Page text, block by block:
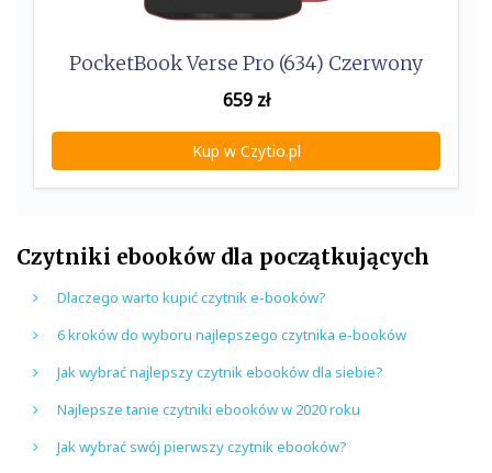
PocketBook Verse Pro (634) Czerwony
659zł
Kup w Czytio.pl
Czytniki ebooków dla początkujących
Dlaczego warto kupić czytnik e-booków?
6 kroków do wyboru najlepszego czytnika e-booków
Jak wybrać najlepszy czytnik ebooków dla siebie?
Najlepsze tanie czytniki ebooków w 2020 roku
Jak wybrać swój pierwszy czytnik ebooków?